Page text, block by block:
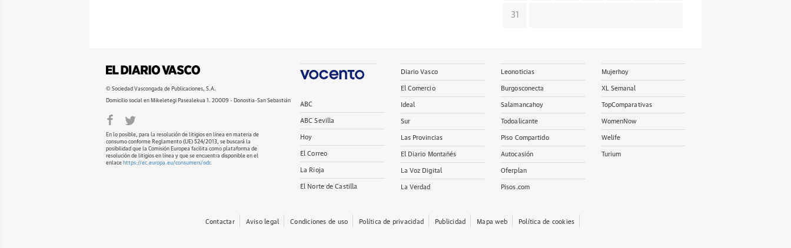
31
© Sociedad Vascongada de Publicaciones, S.A.
Domicilio social en Mikeletegi Pasealekua 1. 20009 - Donostia-San Sebastián
En lo posible, para la resolución de litigios en línea en materia de
consumo conforme Reglamento (UE) 524/2013, se buscará la
posibilidad que la Comisión Europea facilita como plataforma de
resolución de litigios en línea y que se encuentra disponible en el
enlace https://ec.europa.eu/consumers/odr.
ABC
ABC Sevilla
Hoy
El Correo
La Rioja
El Norte de Castilla
Diario Vasco
El Comercio
Ideal
Sur
Las Provincias
El Diario Montañés
La Voz Digital
La Verdad
Leonoticias
Burgosconecta
Salamancahoy
Todoalicante
Piso Compartido
Autocasión
Oferplan
Pisos.com
Mujerhoy
XL Semanal
TopComparativas
WomenNow
Welife
Turium
Contactar Aviso legal Condiciones de uso Política de privacidad Publicidad Mapa web Política de cookies